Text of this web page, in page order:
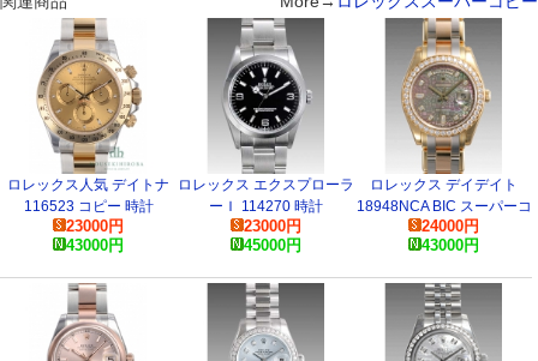
ロレックス人気 デイトナ
116523 コピー 時計
23000円
43000円
ロレックス エクスプローラ
ーＩ 114270 時計
23000円
45000円
ロレックス デイデイト
18948NCA BIC スーパーコ
ピー 時計
24000円
43000円